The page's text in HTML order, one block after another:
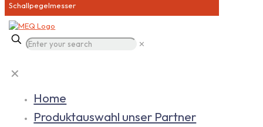
Schallpegelmesser
✕
✕
Home
Produktauswahl unser Partner